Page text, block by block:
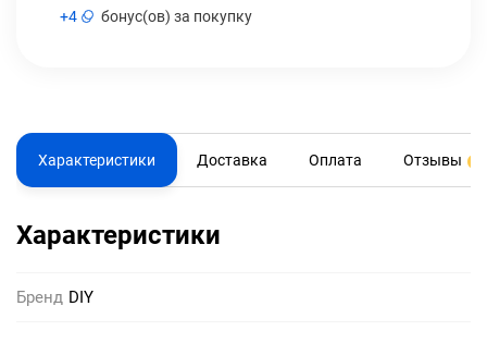
+4 бонус(ов) за покупку
Характеристики Доставка Оплата Отзывы
Характеристики
Бренд DIY